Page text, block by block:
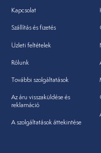
Kapcsolat
Szállítás és fizetés
Üzleti feltételek
Rólunk
További szolgáltatások
Az áru visszaküldése és
reklamáció
A szolgáltatások áttekintése